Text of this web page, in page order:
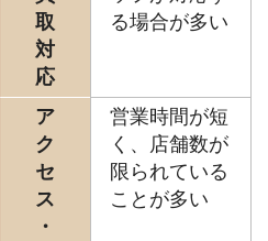
取
対
応
る場合が多い
ア
ク
セ
ス
・
営業時間が短
く、店舗数が
限られている
ことが多い